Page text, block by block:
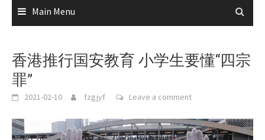
Main Menu
香港推行国安教育 小学生要懂“四宗
罪”
2021-02-10 fzgjyf Leave a comment